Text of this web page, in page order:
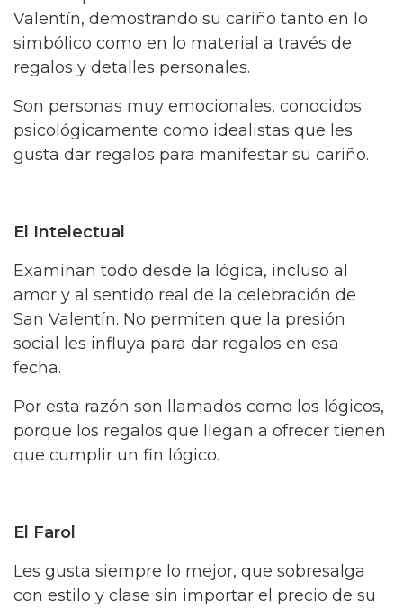
Valentín, demostrando su cariño tanto en lo
simbólico como en lo material a través de
regalos y detalles personales.
Son personas muy emocionales, conocidos
psicológicamente como idealistas que les
gusta dar regalos para manifestar su cariño.
El Intelectual
Examinan todo desde la lógica, incluso al
amor y al sentido real de la celebración de
San Valentín. No permiten que la presión
social les influya para dar regalos en esa
fecha.
Por esta razón son llamados como los lógicos,
porque los regalos que llegan a ofrecer tienen
que cumplir un fin lógico.
El Farol
Les gusta siempre lo mejor, que sobresalga
con estilo y clase sin importar el precio de su